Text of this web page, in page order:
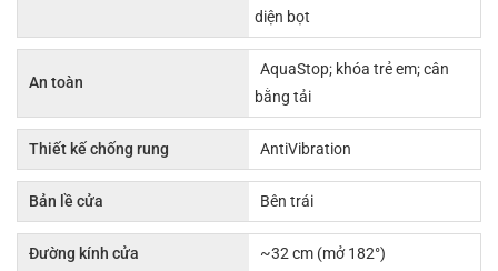
diện bọt
An toàn
AquaStop; khóa trẻ em; cân
bằng tải
Thiết kế chống rung AntiVibration
Bản lề cửa Bên trái
Đường kính cửa ~32 cm (mở 182°)